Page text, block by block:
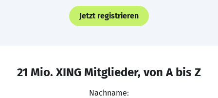
Jetzt registrieren
21 Mio. XING Mitglieder, von A bis Z
Nachname: